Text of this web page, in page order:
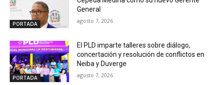
PORTADA
General
agosto 7, 2026
PORTADA
El PLD imparte talleres sobre diálogo,
concertación y resolución de conflictos en
Neiba y Duverge
agosto 7, 2026